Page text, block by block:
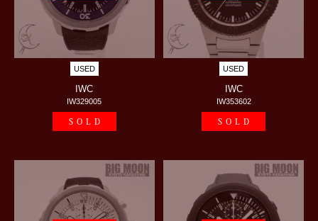
USED
IWC
IW329005
SOLD
USED
IWC
IW353602
SOLD